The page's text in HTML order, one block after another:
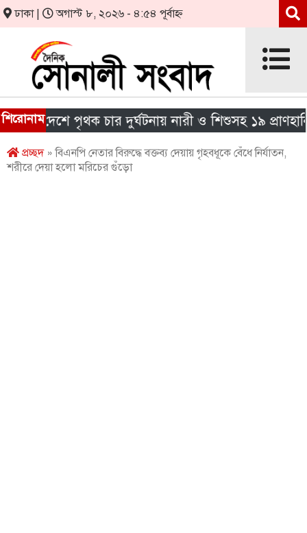
ঢাকা | অগাস্ট ৮, ২০২৬ - ৪:৫৪ পূর্বাহ্ন
শিরোনাম
দেশে পৃথক চার দুর্ঘটনায় নারী ও শিশুসহ ১৯ প্রাণহানি
প্রচ্ছদ» বিএনপি নেতার বিরুদ্ধে বক্তব্য দেয়ায় গৃহবধূকে বেঁধে নির্যাতন,
শরীরে দেয়া হলো মরিচের গুঁড়ো